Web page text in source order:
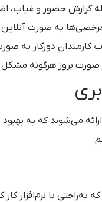
گزارش حضور و غیاب،
به صورت
کارمندان دورکار به
بروز هرگونه مشکل
ارائه می‌شوند که به
با نرم‌افزار کار